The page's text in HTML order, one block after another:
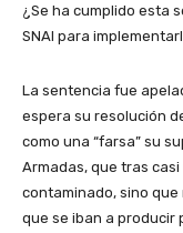
¿Se ha cumplido esta
SNAI para
La sentencia fue
espera su resolución
como una “farsa” su
Armadas, que tras
contaminado, sino
que se iban a producir